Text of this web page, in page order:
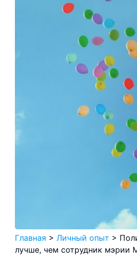
Главная > Личный опыт >
лучше, чем сотрудник мэрии